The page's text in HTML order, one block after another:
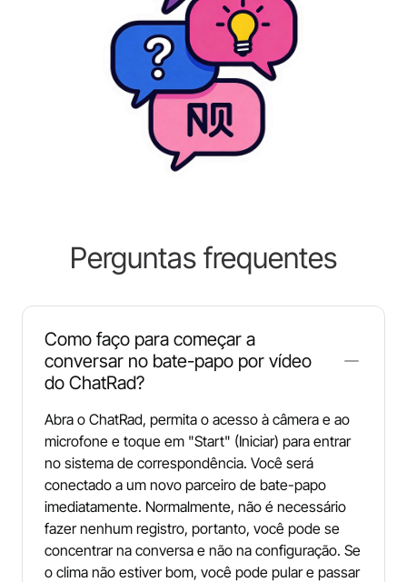
Perguntas frequentes
Como faço para começar a
conversar no bate-papo por vídeo
do ChatRad?
Abra o ChatRad, permita o acesso à câmera e ao
microfone e toque em "Start" (Iniciar) para entrar
no sistema de correspondência. Você será
conectado a um novo parceiro de bate-papo
imediatamente. Normalmente, não é necessário
fazer nenhum registro, portanto, você pode se
concentrar na conversa e não na configuração. Se
o clima não estiver bom, você pode pular e passar